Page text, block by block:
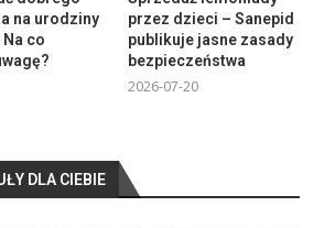
na urodziny
co
przez dzieci – Sanepid
publikuje jasne zasady
bezpieczeństwa
2026-07-20
DLA CIEBIE